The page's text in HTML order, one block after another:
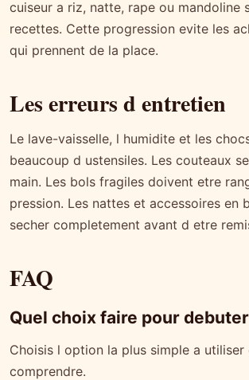
cuiseur a riz, natte, rape ou mandoline
recettes. Cette progression evite les
qui prennent de la place.
Les erreurs d entretien
Le lave-vaisselle, l humidite et les
beaucoup d ustensiles. Les couteaux
main. Les bols fragiles doivent etre
pression. Les nattes et accessoires en
secher completement avant d etre
FAQ
Quel choix faire pour
Choisis l option la plus simple a utiliser
comprendre.